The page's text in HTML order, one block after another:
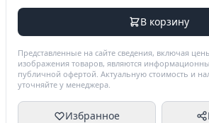
В корзину
Представленные на сайте сведения, включая
изображения товаров, являются
публичной офертой. Актуальную стоимость и
уточняйте у менеджера.
Избранное